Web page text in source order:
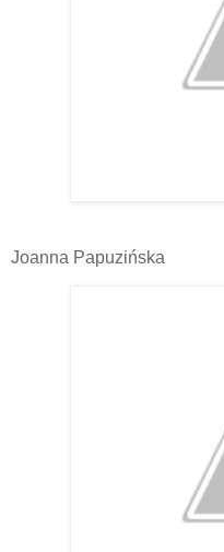
Joanna Papuzińska